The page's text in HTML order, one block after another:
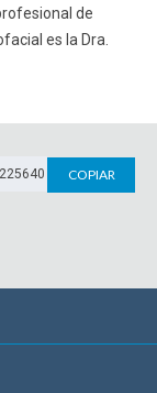
de
es la Dra.
COPIAR